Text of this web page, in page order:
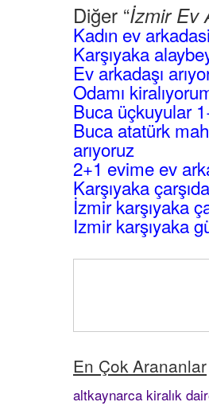
Diğer “İzmir Ev
Kadın ev
Karşıyaka
Ev arkadaşı
Odamı
Buca üçkuyular
Buca atatürk
arıyoruz
2+1 evime ev
Karşıyaka
İzmir karşıyaka
Izmir karşıyaka
En Çok Arananlar
altkaynarca kiralık